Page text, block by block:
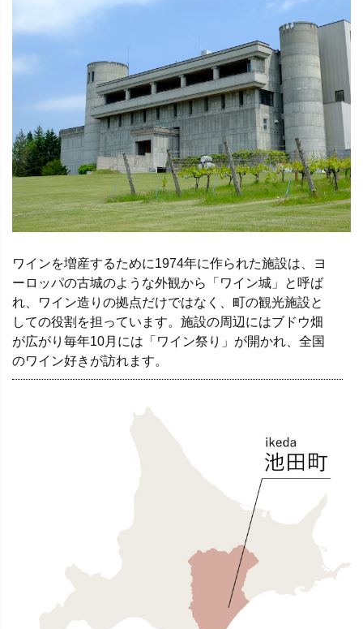
ワインを増産するために1974年に作られた施設は、ヨ
ーロッパの古城のような外観から「ワイン城」と呼ば
れ、ワイン造りの拠点だけではなく、町の観光施設と
しての役割を担っています。施設の周辺にはブドウ畑
が広がり毎年10月には「ワイン祭り」が開かれ、全国
のワイン好きが訪れます。